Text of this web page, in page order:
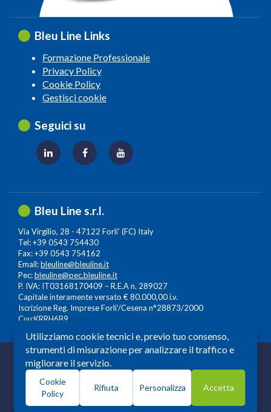
Bleu Line Links
Formazione Professionale
Privacy Policy
Cookie Policy
Gestisci cookie
Seguici su
Bleu Line s.r.l.
Via Virgilio, 28 - 47122 Forli’ (FC) Italy
Tel: +39 0543 754430
Fax: +39 0543 754162
Email:bleuline@bleuline.it
Pec:bleuline@pec.bleuline.it
P. IVA: IT03168170409 – R.E.A n. 289027
Capitale interamente versato € 80.000,00 i.v.
Iscrizione Reg. Imprese Forli’/Cesena n°28873/2000
Cuu:KRRH6B9
© 2026 Copyright: Bleuline s.r.l. - All Rights Reserved
Società a Socio Unico soggetta alla Direzione e
Coordinamento diLeonardo Lifescience Group S.p.A.
Milano, Amedeo d'Aosta n. 13 20129 Milano. P.iva -
Utilizziamo cookie tecnici e, previo tuo consenso,
strumenti di misurazione per analizzare il traffico e
migliorare il servizio.
Cookie
Policy
Rifiuta Personalizza Accetta